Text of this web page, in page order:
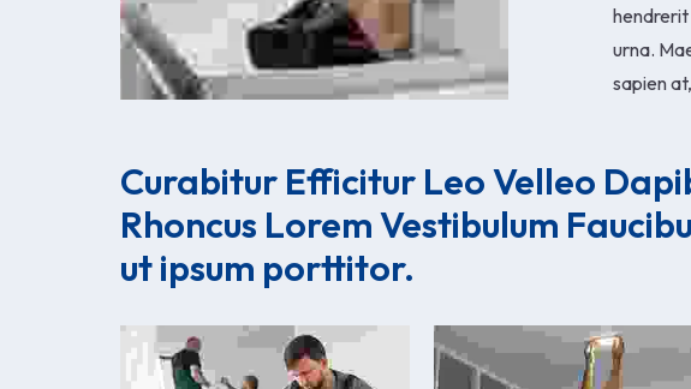
hendrerit
urna.
sapien
Curabitur Efficitur Leo Velleo
Rhoncus Lorem Vestibulum
ut ipsum porttitor.